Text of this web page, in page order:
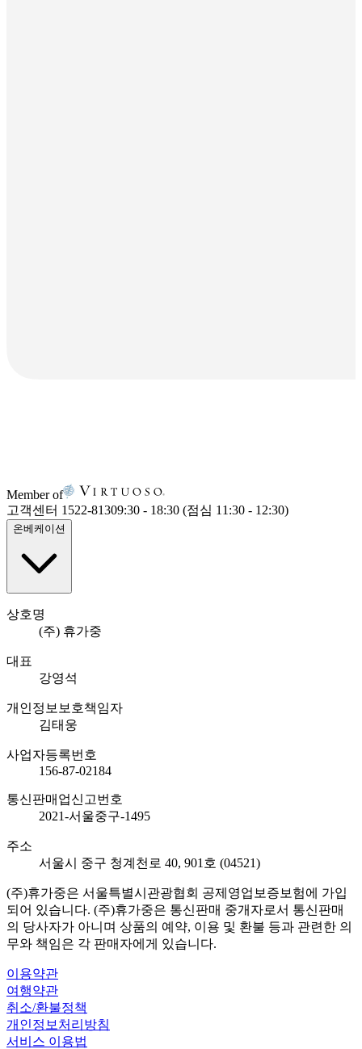
Member of
고객센터 1522-81309:30 - 18:30 (점심 11:30 - 12:30)
온베케이션
상호명
(주) 휴가중
대표
강영석
개인정보보호책임자
김태웅
사업자등록번호
156-87-02184
통신판매업신고번호
2021-서울중구-1495
주소
서울시 중구 청계천로 40, 901호 (04521)
(주)휴가중은 서울특별시관광협회 공제영업보증보험에 가입
되어 있습니다. (주)휴가중은 통신판매 중개자로서 통신판매
의 당사자가 아니며 상품의 예약, 이용 및 환불 등과 관련한 의
무와 책임은 각 판매자에게 있습니다.
이용약관
여행약관
취소/환불정책
개인정보처리방침
서비스 이용법